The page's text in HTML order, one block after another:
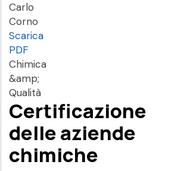
Carlo
Corno
Scarica
PDF
Chimica
&amp;
Qualità
Certificazione
delle aziende
chimiche